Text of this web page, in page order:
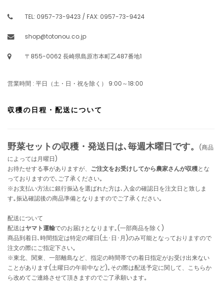
TEL: 0957-73-9423 / FAX: 0957-73-9424
shop@totonou.co.jp
〒855-0062 長崎県島原市本町乙487番地1
営業時間 : 平日（土・日・祝を除く） 9:00～18:00
収穫の日程・配送について
野菜セットの収穫・発送日は､毎週木曜日です。
(商品
によっては月曜日)
お待たせする事がありますが、 ご注文をお受けしてから農家さんが収穫とな
っておりますので､ご了承ください｡
※お支払い方法に銀行振込を選ばれた方は､入金の確認日を注文日と致しま
す｡振込確認後の商品準備となりますのでご了承ください｡
配送について
配送はヤマト運輸でのお届けとなります｡(一部商品を除く)
商品到着日､時間指定は特定の曜日(土･日･月)のみ可能となっておりますので
注文の際にご指定下さい｡
※東北、関東、一部離島など、指定の時間帯での着日指定がお受け出来ない
ことがあります(土曜日の午前中など)｡その際は配送予定に関して、こちらか
ら改めてご連絡させて頂きますのでご了承願います｡